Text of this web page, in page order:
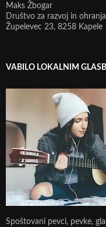
Maks Žbogar
Društvo za razvoj in
Župelevec 23, 8258 Kapele
VABILO LOKALNIM
Spoštovani pevci, pevke,